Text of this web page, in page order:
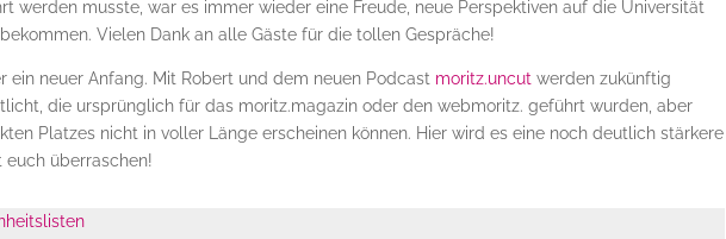
werden musste, war es immer wieder eine Freude, neue Perspektiven auf die Universität
Vielen Dank an alle Gäste für die tollen Gespräche!
ein neuer Anfang. Mit Robert und dem neuen Podcast moritz.uncut werden zukünftig
die ursprünglich für das moritz.magazin oder den webmoritz. geführt wurden, aber
Platzes nicht in voller Länge erscheinen können. Hier wird es eine noch deutlich stärkere
überraschen!